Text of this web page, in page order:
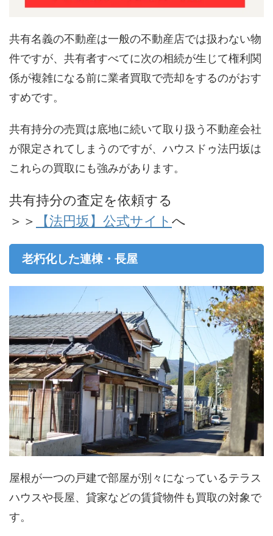
共有名義の不動産は一般の不動産店では扱わない物
件ですが、共有者すべてに次の相続が生じて権利関
係が複雑になる前に業者買取で売却をするのがおす
すめです。
共有持分の売買は底地に続いて取り扱う不動産会社
が限定されてしまうのですが、ハウスドゥ法円坂は
これらの買取にも強みがあります。
共有持分の査定を依頼する
＞＞
【法円坂】公式サイト へ
老朽化した連棟・長屋
屋根が一つの戸建で部屋が別々になっているテラス
ハウスや長屋、貸家などの賃貸物件も買取の対象で
す。